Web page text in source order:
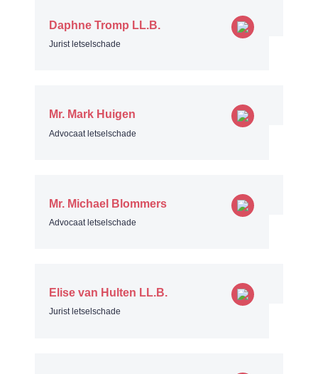
Daphne Tromp LL.B.
Jurist letselschade
Mr. Mark Huigen
Advocaat letselschade
Mr. Michael Blommers
Advocaat letselschade
Elise van Hulten LL.B.
Jurist letselschade